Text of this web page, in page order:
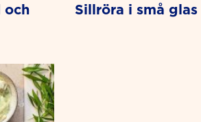
sillröra i små glas